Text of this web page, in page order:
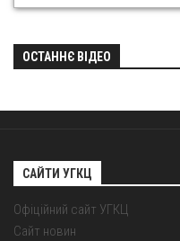
ОСТАННЄ ВІДЕО
САЙТИ УГКЦ
Офіційний сайт УГКЦ
Сайт новин